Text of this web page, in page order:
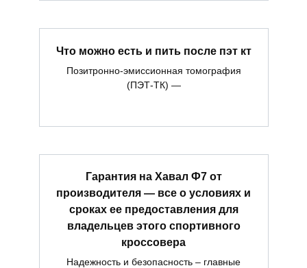
Что можно есть и пить после пэт кт
Позитронно-эмиссионная томография
(ПЭТ-ТК) —
Гарантия на Хавал Ф7 от
производителя — все о условиях и
сроках ее предоставления для
владельцев этого спортивного
кроссовера
Надежность и безопасность – главные